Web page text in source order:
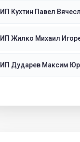
ИП Кухтин Павел
ИП Жилко Михаил
ИП Дударев Максим